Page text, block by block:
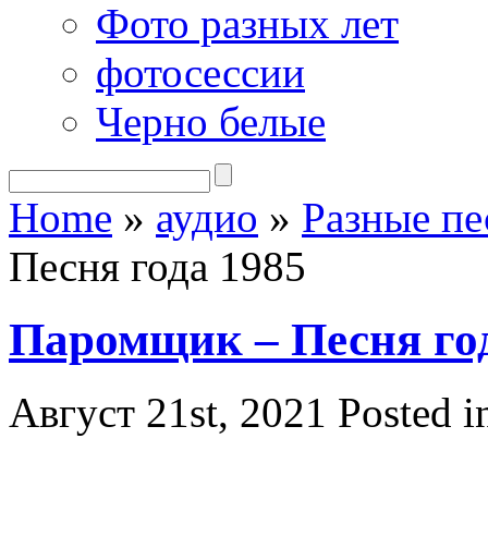
Фото разных лет
фотосессии
Черно белые
Home » аудио » Разные
Песня года 1985
Паромщик – Песня
Август 21st, 2021 Posted